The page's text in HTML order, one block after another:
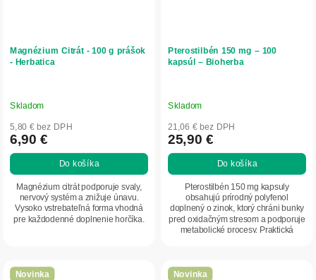
Magnézium Citrát - 100 g prášok
- Herbatica
Skladom
5,80 € bez DPH
6,90 €
Do košíka
Magnézium citrát podporuje svaly,
nervový systém a znižuje únavu.
Vysoko vstrebateľná forma vhodná
pre každodenné doplnenie horčíka.
Pterostilbén 150 mg – 100
kapsúl – Bioherba
Skladom
21,06 € bez DPH
25,90 €
Do košíka
Pterostilbén 150 mg kapsuly
obsahujú prírodný polyfenol
doplnený o zinok, ktorý chráni bunky
pred oxidačným stresom a podporuje
metabolické procesy. Praktická
Novinka Novinka